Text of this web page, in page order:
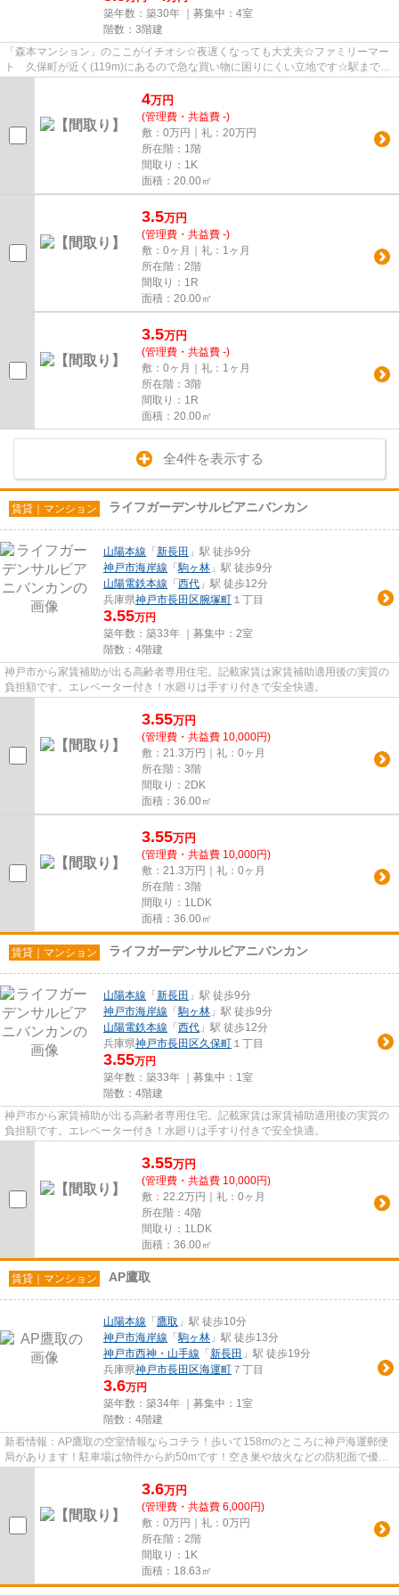
築年数：築30年 ｜募集中： 4室
階数：3階建
「森本マンション」のここがイチオシ☆夜遅くなっても大丈夫☆ファミリーマー
ト 久保町が近く(119m)にあるので急な買い物に困りにくい立地です☆駅までの
4万円
(管理費・共益費 -)
敷：0万円｜礼：20万円
所在階：1階
間取り：1K
面積：20.00㎡
3.5万円
(管理費・共益費 -)
敷：0ヶ月｜礼：1ヶ月
所在階：2階
間取り：1R
面積：20.00㎡
3.5万円
(管理費・共益費 -)
敷：0ヶ月｜礼：1ヶ月
所在階：3階
間取り：1R
面積：20.00㎡
全4件を表示する
賃貸｜マンション ライフガーデンサルビアニバンカン
山陽本線 「 新長田 」駅 徒歩9分
神戸市海岸線 「駒ヶ林 」駅 徒歩9分
山陽電鉄本線 「 西代 」駅 徒歩12分
兵庫県神戸市長田区腕塚町 １丁目
3.55万円
築年数：築33年 ｜募集中： 2室
階数：4階建
神戸市から家賃補助が出る高齢者専用住宅。記載家賃は家賃補助適用後の実質の
負担額です。エレベーター付き！水廻りは手すり付きで安全快適。
3.55万円
(管理費・共益費 10,000円)
敷：21.3万円｜礼：0ヶ月
所在階：3階
間取り：2DK
面積：36.00㎡
3.55万円
(管理費・共益費 10,000円)
敷：21.3万円｜礼：0ヶ月
所在階：3階
間取り：1LDK
面積：36.00㎡
賃貸｜マンション ライフガーデンサルビアニバンカン
山陽本線 「 新長田 」駅 徒歩9分
神戸市海岸線 「駒ヶ林 」駅 徒歩9分
山陽電鉄本線 「 西代 」駅 徒歩12分
兵庫県神戸市長田区久保町 １丁目
3.55万円
築年数：築33年 ｜募集中： 1室
階数：4階建
神戸市から家賃補助が出る高齢者専用住宅。記載家賃は家賃補助適用後の実質の
負担額です。エレベーター付き！水廻りは手すり付きで安全快適。
3.55万円
(管理費・共益費 10,000円)
敷：22.2万円｜礼：0ヶ月
所在階：4階
間取り：1LDK
面積：36.00㎡
賃貸｜マンション AP鷹取
山陽本線 「 鷹取 」駅 徒歩10分
神戸市海岸線 「駒ヶ林 」駅 徒歩13分
神戸市西神・山手線 「 新長田 」駅 徒歩19分
兵庫県神戸市長田区海運町 ７丁目
3.6万円
築年数：築34年 ｜募集中： 1室
階数：4階建
新着情報：AP鷹取の空室情報ならコチラ！歩いて158mのところに神戸海運郵便
局があります！駐車場は物件から約50mです！空き巣や放火などの防犯面で優れ
3.6万円
(管理費・共益費 6,000円)
敷：0万円｜礼：0万円
所在階：2階
間取り：1K
面積：18.63㎡